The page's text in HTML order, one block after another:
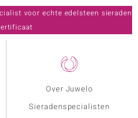
Over Juwelo
Sieradenspecialisten
voor echte edelsteen sieraden